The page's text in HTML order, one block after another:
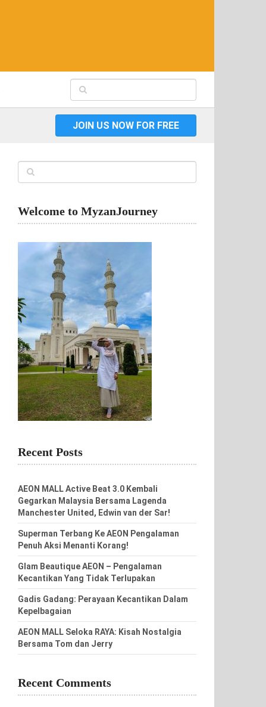
JOIN US NOW FOR FREE
Welcome to MyzanJourney
Recent Posts
AEON MALL Active Beat 3.0 Kembali
Gegarkan Malaysia Bersama Lagenda
Manchester United, Edwin van der Sar!
Superman Terbang Ke AEON Pengalaman
Penuh Aksi Menanti Korang!
Glam Beautique AEON – Pengalaman
Kecantikan Yang Tidak Terlupakan
Gadis Gadang: Perayaan Kecantikan Dalam
Kepelbagaian
AEON MALL Seloka RAYA: Kisah Nostalgia
Bersama Tom dan Jerry
Recent Comments